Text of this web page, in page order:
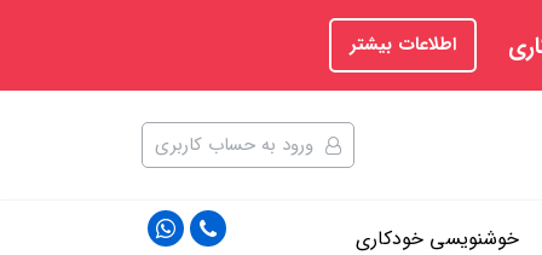
اطلاعات بیشتر
ورود به حساب کاربری
خوشنویسی خودکاری